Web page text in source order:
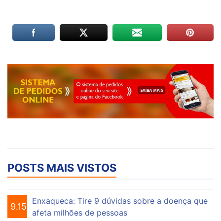
POSTS MAIS VISTOS
9.156
Enxaqueca: Tire 9 dúvidas sobre a doença que
afeta milhões de pessoas